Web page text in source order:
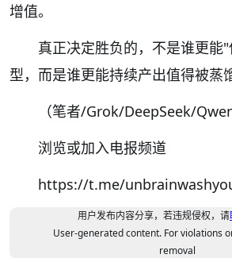
增值。
真正决定胜负的，不是谁更能
型，而是谁更能持续产出值得被蒸
（笔者/Grok/DeepSeek/
浏览或加入电报频道
https://t.me/
用户发布内容分享，若违规侵权，请
User-generated content. For violations
removal